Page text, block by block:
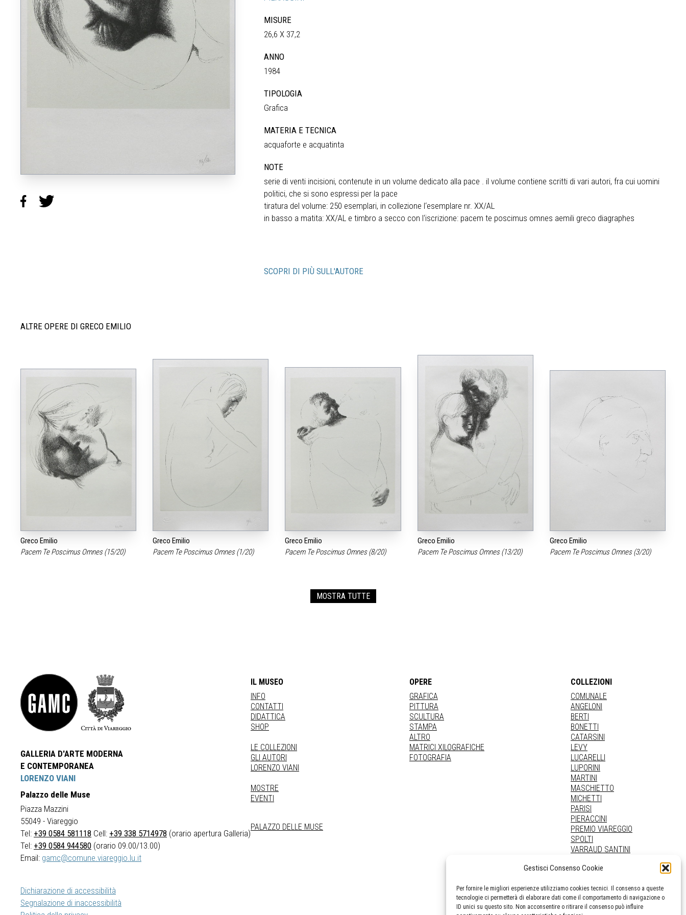
Gestisci Consenso Cookie
Per fornire le migliori esperienze utilizziamo cookies tecnici. Il consenso a queste
tecnologie ci permetterà di elaborare dati come il comportamento di navigazione o
ID unici su questo sito. Non acconsentire o ritirare il consenso può influire
MISURE
26,6 X 37,2
ANNO
1984
TIPOLOGIA
Grafica
MATERIA E TECNICA
acquaforte e acquatinta
NOTE
serie di venti incisioni, contenute in un volume dedicato alla pace . il volume contiene scritti di vari autori, fra cui uomini
politici, che si sono espressi per la pace
tiratura del volume: 250 esemplari, in collezione l‘esemplare nr. XX/AL
in basso a matita: XX/AL e timbro a secco con l‘iscrizione: pacem te poscimus omnes aemili greco diagraphes
SCOPRI DI PIÙ SULL'AUTORE
ALTRE OPERE DI GRECO EMILIO
Greco Emilio
Pacem Te Poscimus Omnes (15/20)
Greco Emilio
Pacem Te Poscimus Omnes (1/20)
Greco Emilio
Pacem Te Poscimus Omnes (8/20)
Greco Emilio
Pacem Te Poscimus Omnes (13/20)
Greco Emilio
Pacem Te Poscimus Omnes (3/20)
MOSTRA TUTTE
GALLERIA D'ARTE MODERNA
E CONTEMPORANEA
LORENZO VIANI
Palazzo delle Muse
Piazza Mazzini
55049 - Viareggio
Tel: +39 0584 581118 Cell: +39 338 5714978 (orario apertura Galleria)
Tel: +39 0584 944580 (orario 09.00/13.00)
Email: gamc@comune.viareggio.lu.it
Dichiarazione di accessibilità
Segnalazione di inaccessibilità
IL MUSEO
INFO
CONTATTI
DIDATTICA
SHOP
LE COLLEZIONI
GLI AUTORI
LORENZO VIANI
MOSTRE
EVENTI
PALAZZO DELLE MUSE
OPERE
GRAFICA
PITTURA
SCULTURA
STAMPA
ALTRO
MATRICI XILOGRAFICHE
FOTOGRAFIA
COLLEZIONI
COMUNALE
ANGELONI
BERTI
BONETTI
CATARSINI
LEVY
LUCARELLI
LUPORINI
MARTINI
MASCHIETTO
MICHETTI
PARISI
PIERACCINI
PREMIO VIAREGGIO
SPOLTI
VARRAUD SANTINI